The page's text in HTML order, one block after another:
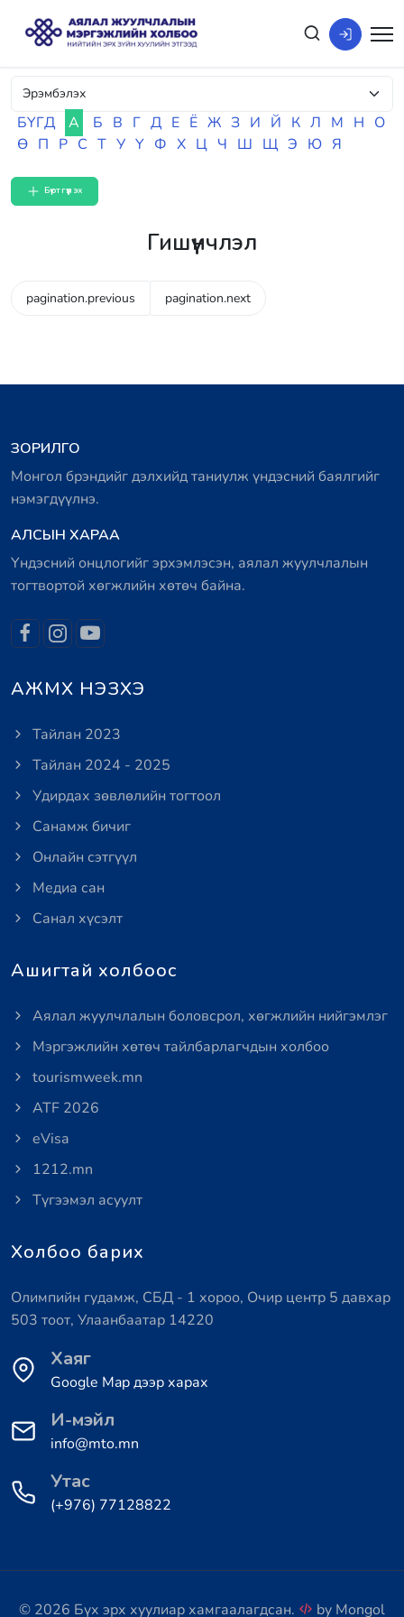
БҮГД А Б В Г Д Е Ё Ж З И Й К Л М Н О
Ө П Р С Т У Ү Ф Х Ц Ч Ш Щ Э Ю Я
Бүртгүүлэх
Гишүүнчлэл
pagination.previous pagination.next
ЗОРИЛГО
Монгол брэндийг дэлхийд таниулж үндэсний баялгийг
нэмэгдүүлнэ.
АЛСЫН ХАРАА
Үндэсний онцлогийг эрхэмлэсэн, аялал жуулчлалын
тогтвортой хөгжлийн хөтөч байна.
АЖМХ НЭЗХЭ
Тайлан 2023
Тайлан 2024 - 2025
Удирдах зөвлөлийн тогтоол
Санамж бичиг
Онлайн сэтгүүл
Медиа сан
Санал хүсэлт
Ашигтай холбоос
Аялал жуулчлалын боловсрол, хөгжлийн нийгэмлэг
Мэргэжлийн хөтөч тайлбарлагчдын холбоо
tourismweek.mn
ATF 2026
eVisa
1212.mn
Түгээмэл асуулт
Холбоо барих
Олимпийн гудамж, СБД - 1 хороо, Очир центр 5 давхар
503 тоот, Улаанбаатар 14220
Хаяг
Google Map дээр харах
И-мэйл
info@mto.mn
Утас
(+976) 77128822
© 2026 Бүх эрх хуулиар хамгаалагдсан. by Mongol